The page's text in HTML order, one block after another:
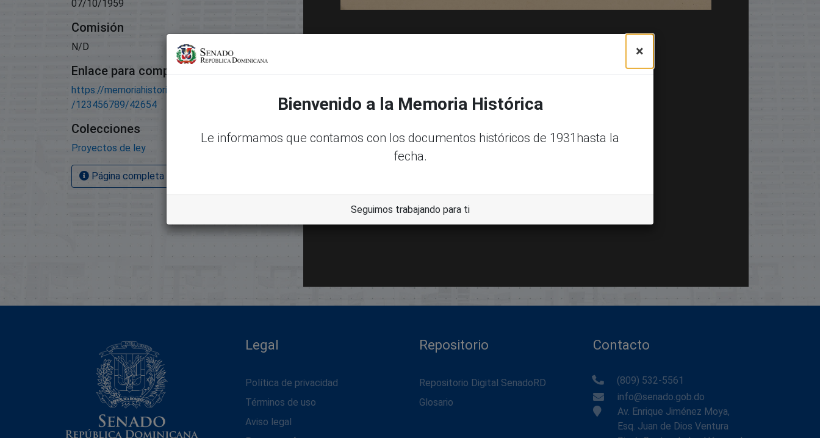
07/10/1959
Comisión
N/D
Enlace para compartir este artículo
https://memoriahistorica.senadord.gob.do/handle
/123456789/42654
Colecciones
Proyectos de ley
Página completa del artículo
Legal
Política de privacidad
Términos de uso
Aviso legal
Repositorio
Repositorio Digital SenadoRD
Glosario
Contacto
(809) 532-5561
info@senado.gob.do
Av. Enrique Jiménez Moya,
Esq. Juan de Dios Ventura
×
Bienvenido a la Memoria Histórica
Le informamos que contamos con los documentos históricos de 1931hasta la
fecha.
Seguimos trabajando para ti